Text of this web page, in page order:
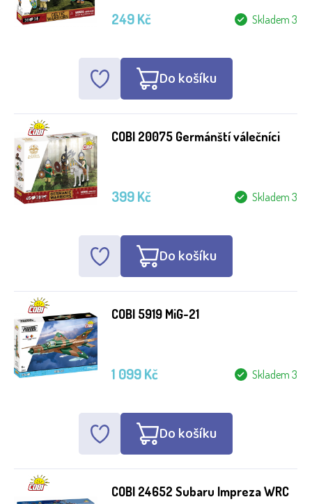
Skladem 3
249 Kč
Do košíku
COBI 20075 Germánští válečníci
Skladem 3
399 Kč
Do košíku
COBI 5919 MiG-21
Skladem 3
1 099 Kč
Do košíku
COBI 24652 Subaru Impreza WRC